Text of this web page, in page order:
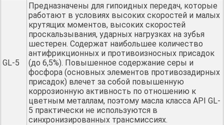
GL-5
Предназначены для гипоидных передач, которые
работают в условиях высоких скоростей и малых
крутящих моментов, высоких скоростей
проскальзывания, ударных нагрузках на зубья
шестерен. Содержат наибольшее количество
антифрикционных и противоизносных присадок
(до 6,5%). Повышенное содержание серы и
фосфора (основных элементов противозадирных
присадок) влечет за собой повышенную
коррозионную активность по отношению к
цветным металлам, поэтому масла класса API GL-
5 практически не используются в
синхронизированных трансмиссиях.